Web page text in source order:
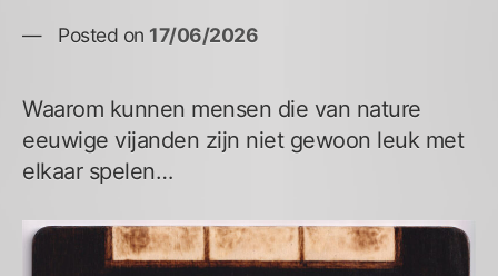
Posted on 17/06/2026
Waarom kunnen mensen die van nature
eeuwige vijanden zijn niet gewoon leuk met
elkaar spelen…